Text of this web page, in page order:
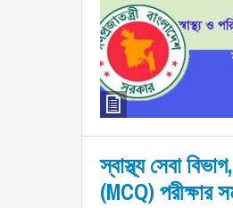
স্বাস্থ্য সেবা
(MCQ) পরীক্ষার